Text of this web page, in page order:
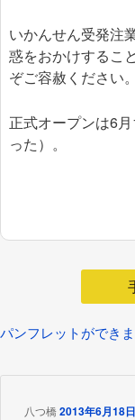
いかんせん受発注
惑をおかけするこ
ぞご容赦ください。
正式オープンは6
った）。
パンフレットができま
八つ橋2013年6月18